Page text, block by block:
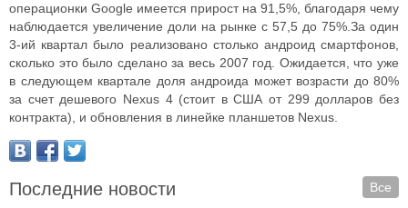
операционки Google имеется прирост на 91,5%, благодаря чему
наблюдается увеличение доли на рынке с 57,5 до 75%.За один
3-ий квартал было реализовано столько андроид смартфонов,
сколько это было сделано за весь 2007 год. Ожидается, что уже
в следующем квартале доля андроида может возрасти до 80%
за счет дешевого Nexus 4 (стоит в США от 299 долларов без
контракта), и обновления в линейке планшетов Nexus.
Все
Последние новости